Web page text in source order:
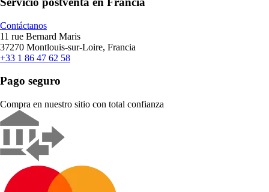
Contáctanos
11 rue Bernard Maris
37270 Montlouis-sur-Loire, Francia
+33 1 86 47 62 58
Pago seguro
Compra en nuestro sitio con total confianza